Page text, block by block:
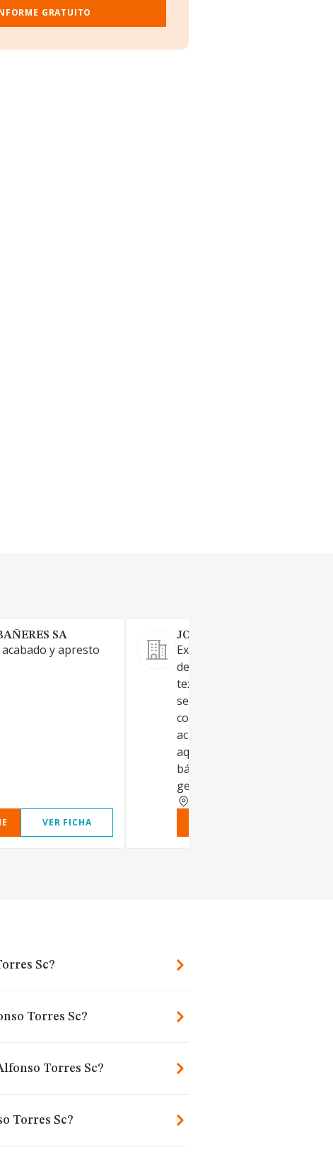
GRATUITO
SA
y apresto
VER FICHA
JOLUSAN SL
Explotación de un negocio
dedicado al perchado y
textiles en general, dentro
sector textil y ramo del agua,
comercialización de dichos
acabados y perchados y
aquellas actividades
básicamente del acabado
general.
Sc?
Torres Sc?
Torres Sc?
Torres Sc?